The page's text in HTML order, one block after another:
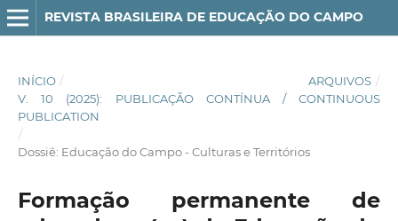
REVISTA BRASILEIRA DE EDUCAÇÃO DO CAMPO
INÍCIO / ARQUIVOS /
V. 10 (2025): PUBLICAÇÃO CONTÍNUA / CONTINUOUS
PUBLICATION
/
Dossiê: Educação do Campo - Culturas e Territórios
Formação permanente de